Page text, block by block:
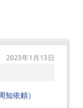
2023年1月13日
依頼）